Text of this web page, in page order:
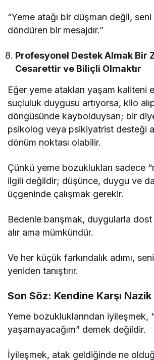
“Yeme atağı bir düşman değil,
döndüren bir mesajdır.”
Profesyonel Destek Almak Bir
Cesarettir ve Biliçli Olmaktır
Eğer yeme atakları yaşam kaliteni
suçluluk duygusu artıyorsa, kilo
döngüsünde kaybolduysan; bir
psikolog veya psikiyatrist desteği
dönüm noktası olabilir.
Çünkü yeme bozuklukları sadece
ilgili değildir; düşünce, duygu ve
üçgeninde çalışmak gerekir.
Bedenle barışmak, duygularla
alır ama mümkündür.
Ve her küçük farkındalık adımı,
yeniden tanıştırır.
Son Söz: Kendine Karşı Nazik
Yeme bozukluklarından iyileşmek,
yaşamayacağım” demek değildir.
İyileşmek, atak geldiğinde ne